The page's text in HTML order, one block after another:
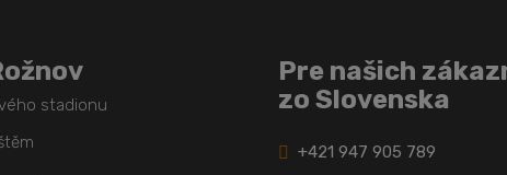
stadionu
Pre našich
zo Slovenska
+421 947 905 789